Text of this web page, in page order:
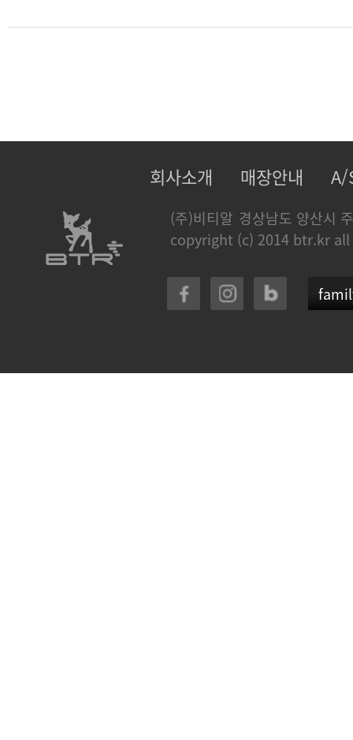
회사소개 매장안내 A/
(주)비티알 경상남도 양산시
copyright (c) 2014 btr.kr